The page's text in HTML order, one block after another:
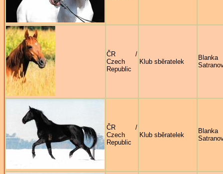
ČR /
Czech
Republic
Klub sběratelek
Blanka
ČR /
Czech
Republic
Klub sběratelek
Blanka